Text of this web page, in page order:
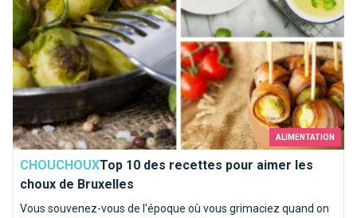
ALIMENTATION
CHOUCHOUXTop 10 des recettes pour aimer les
choux de Bruxelles
Vous souvenez-vous de l'époque où vous grimaciez quand on